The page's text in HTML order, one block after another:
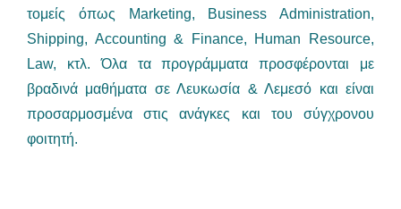
τομείς όπως Marketing, Business Administration,
Shipping, Accounting & Finance, Human Resource,
Law, κτλ. Όλα τα προγράμματα προσφέρονται με
βραδινά μαθήματα σε Λευκωσία & Λεμεσό και είναι
προσαρμοσμένα στις ανάγκες και του σύγχρονου
φοιτητή.